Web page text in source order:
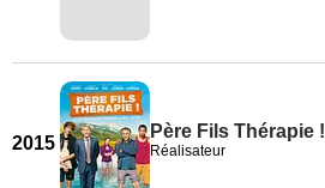
2015
Père Fils Thérapie !
Réalisateur